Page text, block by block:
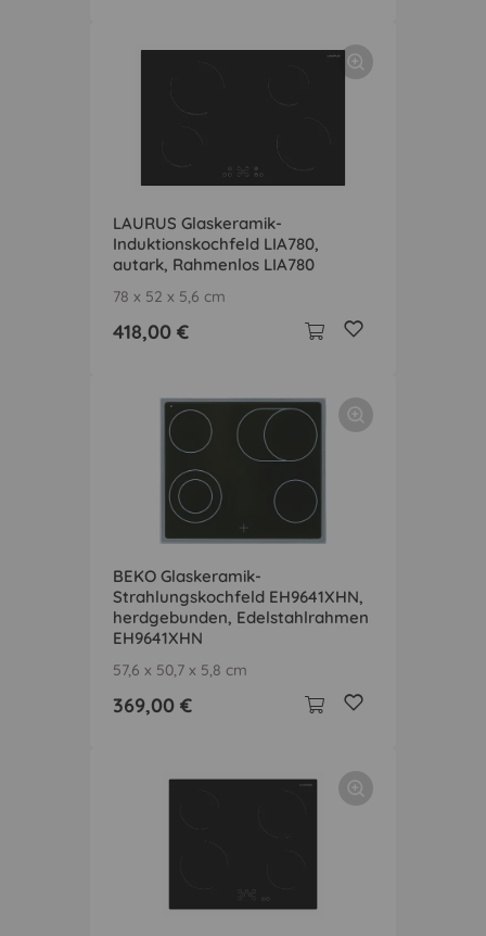
LAURUS Glaskeramik-
Induktionskochfeld LIA780,
autark, Rahmenlos LIA780
78 x 52 x 5,6 cm
418,00 €
BEKO Glaskeramik-
Strahlungskochfeld EH9641XHN,
herdgebunden, Edelstahlrahmen
EH9641XHN
57,6 x 50,7 x 5,8 cm
369,00 €